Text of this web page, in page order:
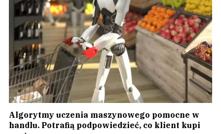
Algorytmy uczenia maszynowego pomocne w
handlu. Potrafią podpowiedzieć, co klient kupi